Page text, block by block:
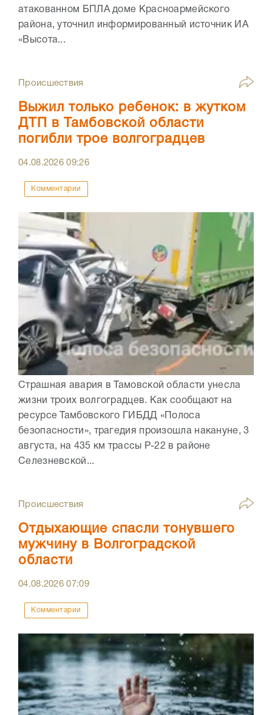
атакованном БПЛА доме Красноармейского
района, уточнил информированный источник ИА
«Высота...
Происшествия
Выжил только ребенок: в жутком
ДТП в Тамбовской области
погибли трое волгоградцев
04.08.202609:26
Комментарии
Страшная авария в Тамовской области унесла
жизни троих волгоградцев. Как сообщают на
ресурсе Тамбовского ГИБДД «Полоса
безопасности», трагедия произошла накануне, 3
августа, на 435 км трассы Р-22 в районе
Селезневской...
Происшествия
Отдыхающие спасли тонувшего
мужчину в Волгоградской
области
04.08.202607:09
Комментарии